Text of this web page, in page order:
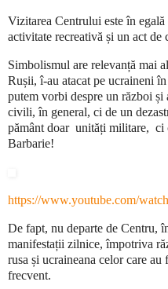
Vizitarea Centrului este în
activitate recreativă și un act de
Simbolismul are relevanță mai
Rușii, î-au atacat pe ucraineni
putem vorbi despre un război
civili, în general, ci de un
pământ doar unități militare, ci
Barbarie!
https://www.youtube.com/
De fapt, nu departe de Centru,
manifestații zilnice, împotriva
rusa și ucraineana celor care
frecvent.